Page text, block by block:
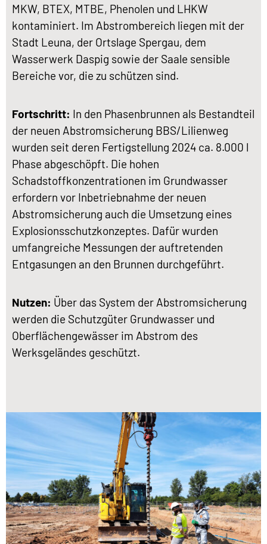
MKW, BTEX, MTBE, Phenolen und LHKW
kontaminiert. Im Abstrombereich liegen mit der
Stadt Leuna, der Ortslage Spergau, dem
Wasserwerk Daspig sowie der Saale sensible
Bereiche vor, die zu schützen sind.
Fortschritt: In den Phasenbrunnen als Bestandteil
der neuen Abstromsicherung BBS/Lilienweg
wurden seit deren Fertigstellung 2024 ca. 8.000 l
Phase abgeschöpft. Die hohen
Schadstoffkonzentrationen im Grundwasser
erfordern vor Inbetriebnahme der neuen
Abstromsicherung auch die Umsetzung eines
Explosionsschutzkonzeptes. Dafür wurden
umfangreiche Messungen der auftretenden
Entgasungen an den Brunnen durchgeführt.
Nutzen: Über das System der Abstromsicherung
werden die Schutzgüter Grundwasser und
Oberflächengewässer im Abstrom des
Werksgeländes geschützt.